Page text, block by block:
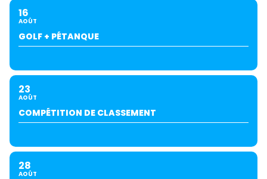
16
AOÛT
GOLF + PÉTANQUE
23
AOÛT
COMPÉTITION DE CLASSEMENT
28
AOÛT